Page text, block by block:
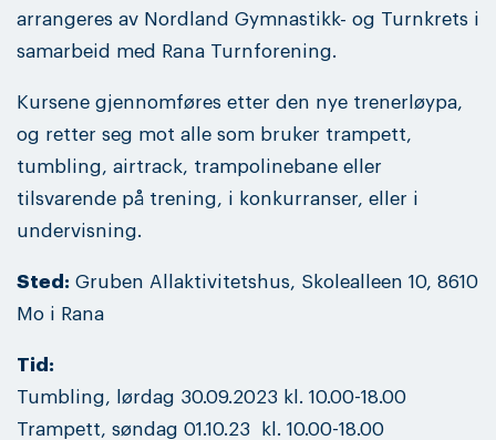
arrangeres av Nordland Gymnastikk- og Turnkrets i
samarbeid med Rana Turnforening.
Kursene gjennomføres etter den nye trenerløypa,
og retter seg mot alle som bruker trampett,
tumbling, airtrack, trampolinebane eller
tilsvarende på trening, i konkurranser, eller i
undervisning.
Sted: Gruben Allaktivitetshus, Skolealleen 10, 8610
Mo i Rana
Tid:
Tumbling, lørdag 30.09.2023 kl. 10.00-18.00
Trampett, søndag 01.10.23 kl. 10.00-18.00